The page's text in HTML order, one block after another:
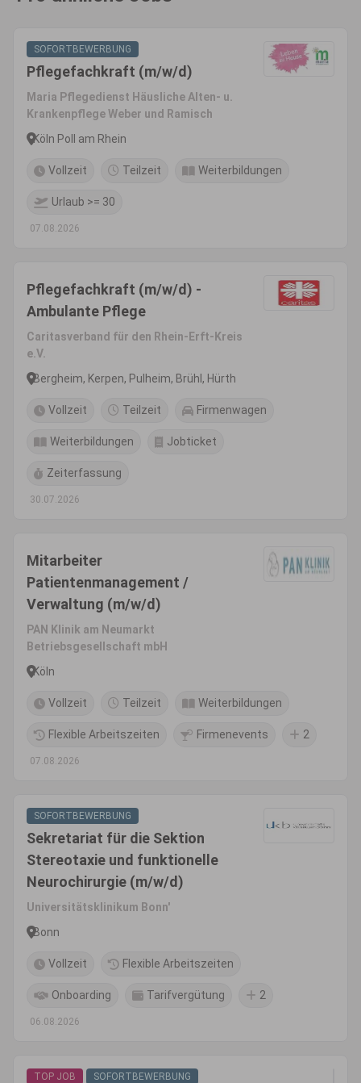
SOFORTBEWERBUNG
Pflegefachkraft (m/w/d)
Maria Pflegedienst Häusliche Alten- u.
Krankenpflege Weber und Ramisch
Köln Poll am Rhein
Vollzeit Teilzeit Weiterbildungen
Urlaub >= 30
07.08.2026
Pflegefachkraft (m/w/d) -
Ambulante Pflege
Caritasverband für den Rhein-Erft-Kreis
e.V.
Bergheim, Kerpen, Pulheim, Brühl, Hürth
Vollzeit Teilzeit Firmenwagen
Weiterbildungen Jobticket
Zeiterfassung
30.07.2026
Mitarbeiter
Patientenmanagement /
Verwaltung (m/w/d)
PAN Klinik am Neumarkt
Betriebsgesellschaft mbH
Köln
Vollzeit Teilzeit Weiterbildungen
Flexible Arbeitszeiten Firmenevents 2
07.08.2026
SOFORTBEWERBUNG
Sekretariat für die Sektion
Stereotaxie und funktionelle
Neurochirurgie (m/w/d)
Universitätsklinikum Bonn'
Bonn
Vollzeit Flexible Arbeitszeiten
Onboarding Tarifvergütung 2
06.08.2026
TOP JOB SOFORTBEWERBUNG